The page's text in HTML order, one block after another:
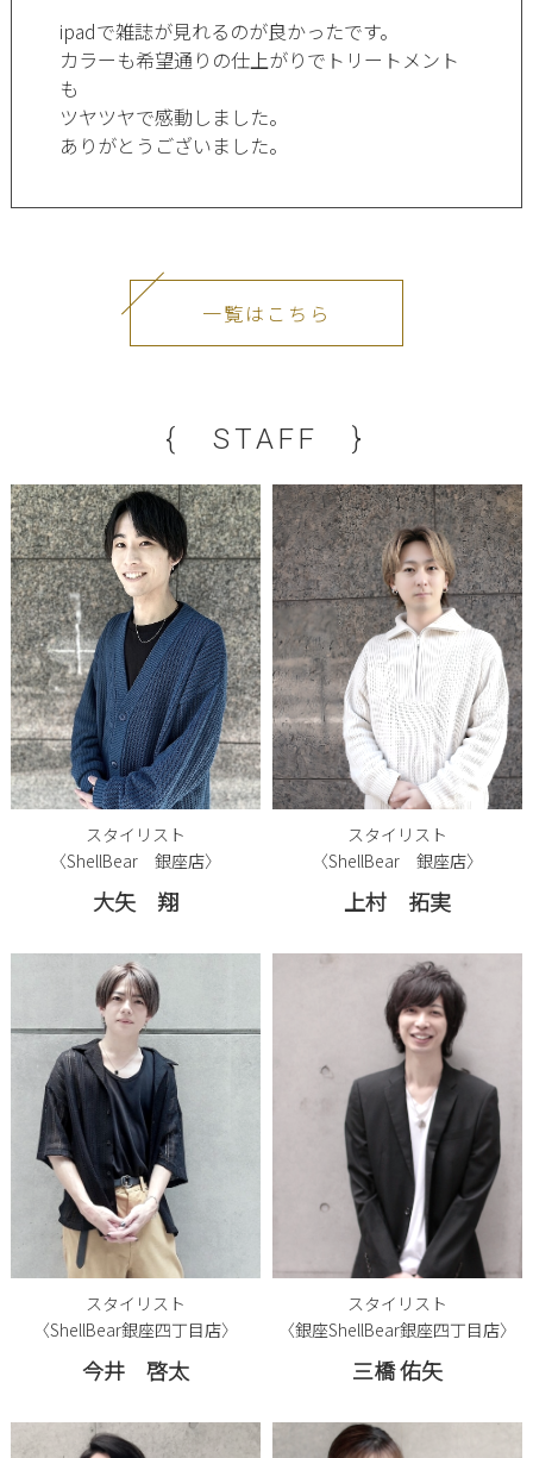
ipadで雑誌が見れるのが良かったです。
カラーも希望通りの仕上がりでトリートメント
も
ツヤツヤで感動しました。
ありがとうございました。
一覧はこちら
{ STAFF }
スタイリスト
〈ShellBear 銀座店〉
大矢 翔
スタイリスト
〈ShellBear 銀座店〉
上村 拓実
スタイリスト
〈ShellBear銀座四丁目店〉
今井 啓太
スタイリスト
〈銀座ShellBear銀座四丁目店〉
三橋 佑矢